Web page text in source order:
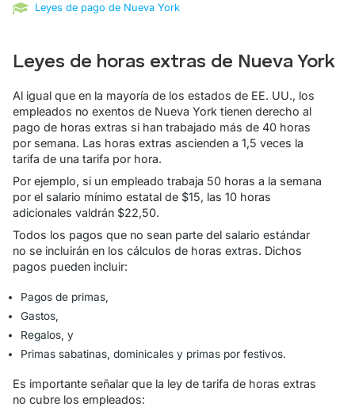
Leyes de pago de Nueva York
Leyes de horas extras de Nueva York
Al igual que en la mayoría de los estados de EE. UU., los
empleados no exentos de Nueva York tienen derecho al
pago de horas extras si han trabajado más de 40 horas
por semana. Las horas extras ascienden a 1,5 veces la
tarifa de una tarifa por hora.
Por ejemplo, si un empleado trabaja 50 horas a la semana
por el salario mínimo estatal de $15, las 10 horas
adicionales valdrán $22,50.
Todos los pagos que no sean parte del salario estándar
no se incluirán en los cálculos de horas extras. Dichos
pagos pueden incluir:
Pagos de primas,
Gastos,
Regalos, y
Primas sabatinas, dominicales y primas por festivos.
Es importante señalar que la ley de tarifa de horas extras
no cubre los empleados: